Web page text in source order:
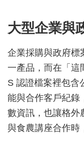
大型企業與
企業採購與政府標
一產品，而在「這
S 認證檔案裡包含
能與合作客戶紀錄
數資訊，也讓格外
與食農講座合作時